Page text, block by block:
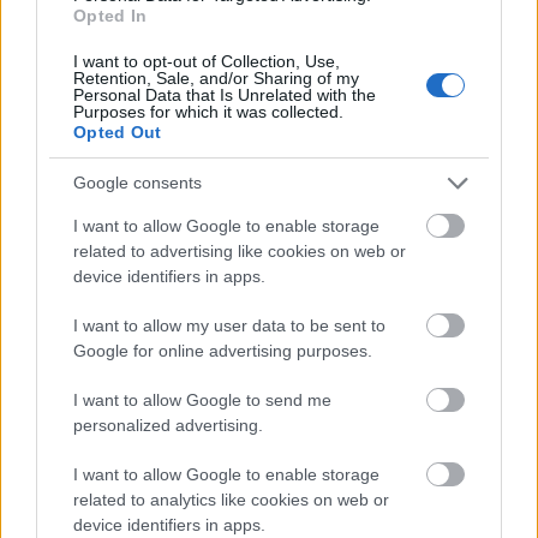
Opted In
I want to opt-out of Collection, Use,
Retention, Sale, and/or Sharing of my
Personal Data that Is Unrelated with the
Purposes for which it was collected.
Opted Out
Google consents
I want to allow Google to enable storage
related to advertising like cookies on web or
device identifiers in apps.
I want to allow my user data to be sent to
Google for online advertising purposes.
I want to allow Google to send me
personalized advertising.
I want to allow Google to enable storage
related to analytics like cookies on web or
device identifiers in apps.
Pszichoterápiás Tanács Szövetségen kívül
magánszemély, döntő többségében orvosok,
fogorvosok véleményezték. Hasonlóan széles körben
érkeztek véleményekazegyes egészségügyi és
egészségbiztosítási tárgyú kormányrendeletekkel
kapcsolatban,amelyet négy szakmai szervezet
mellett132döntően szakmabeli magánszemély
háziorvosok és fogorvosok indikátor alapú
teljesítményértékeléséről szóló miniszteri rendelet
tervezetét, amelyre csaknem
hasonló személyi körből arra következtethetünk,
hogy atársadalmi egyeztetésen való részvételt a
kapacitálták.A három jogszabálytervezetet
egyszerre, 2022. december 16-án tették közzé, és
Gulyás Gergely is kijelentette , hogy a svéd és a
finn NATO-csatlakozásról nincs különösebb értelme